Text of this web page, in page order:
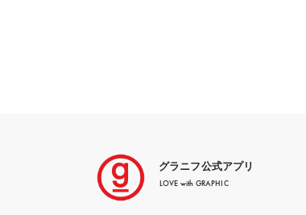
グラニフ公式アプリ
LOVE with GRAPHIC